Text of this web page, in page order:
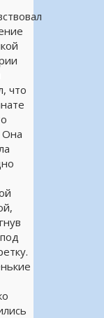
что
Она